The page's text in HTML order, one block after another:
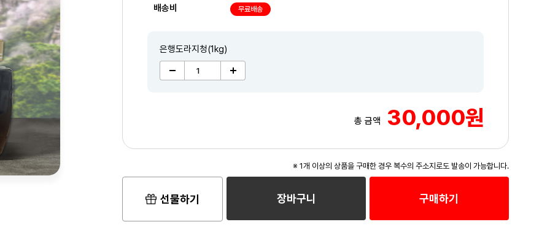
배송비
무료배송
은행도라지청(1kg)
총 금액 30,000원
※ 1개 이상의 상품을 구매한 경우 복수의 주소지로도 발송이 가능합니다.
선물하기 장바구니 구매하기